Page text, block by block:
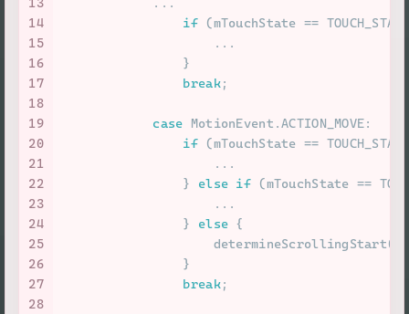
14
15
16
17
18
19
20
21
22
23
24
25
26
27
28
if (mTouchState ==
                    ...
                }
break;
case MotionEvent.ACTION_MOVE:
if (mTouchState ==
                    ...
                }
else if (mTouchState ==
                    ...
                }
else {
                }
break;